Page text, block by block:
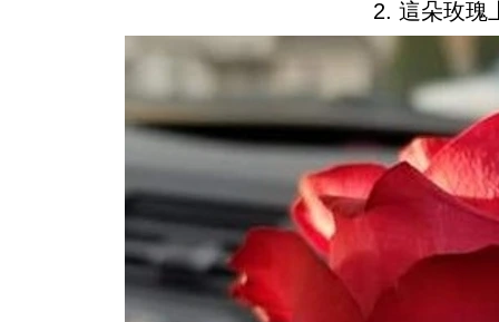
2. 這朵玫瑰